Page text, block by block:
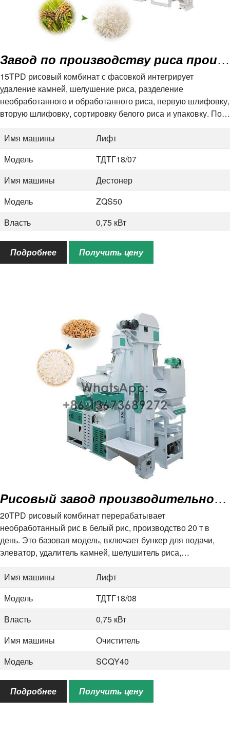
Скорость вращения
1290об/мин
22/18,5 кВт
Мощность обработки
Скорость вращения
150±15об/мин
Власть
0,75 кВт
Имя машины
Лифт
Мощность обработки
2-3т/ч
Скорость вращения
159об/мин
Власть
0,75 кВт
Завод по производству риса производительностью 15 тонн в день с пакетом
15TPD рисовый комбинат с фасовкой интегрирует
удаление камней, шелушение риса, разделение
необработанного и обработанного риса, первую шлифовку,
вторую шлифовку, сортировку белого риса и упаковку. По
дважды. Поэтому вы можете получить…
Имя машины
Лифт
Модель
ТДТГ18/07
Имя машины
Дестонер
Модель
ZQS50
Власть
0,75 кВт
Имя машины
Боулер
Модель
4-72
ТДТГ18/07*2
Имя машины
Рисовая шелуха
LG15
4 кВт
Сепаратор риса-сырца
МГКЗ70*5
0,75 кВт
Рисовая фреза
Модель
НС150
Власть
15 кВт
Подробнее Получить цену
Рисовый завод производительностью 20 тонн в день
20TPD рисовый комбинат перерабатывает
необработанный рис в белый рис, производство 20 т в
день. Это базовая модель, включает бункер для подачи,
элеватор, удалитель камней, шелушитель риса,
станок. Это полностью автоматический рисовый комбинат,
…
Имя машины
Лифт
Модель
ТДТГ18/08
Власть
0,75 кВт
Имя машины
Очиститель
Модель
SCQY40
Власть
0,55 кВт
Имя машины
Дестонер
Подробнее Получить цену